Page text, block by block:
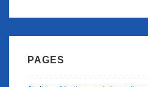
PAGES